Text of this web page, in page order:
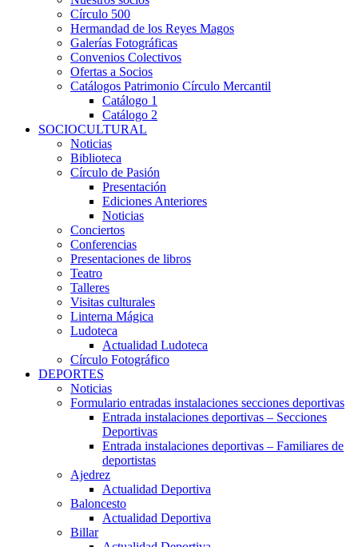
Círculo 500
Hermandad de los Reyes Magos
Galerías Fotográficas
Convenios Colectivos
Ofertas a Socios
Catálogos Patrimonio Círculo Mercantil
Catálogo 1
Catálogo 2
SOCIOCULTURAL
Noticias
Biblioteca
Círculo de Pasión
Presentación
Ediciones Anteriores
Noticias
Conciertos
Conferencias
Presentaciones de libros
Teatro
Talleres
Visitas culturales
Linterna Mágica
Ludoteca
Actualidad Ludoteca
Círculo Fotográfico
DEPORTES
Noticias
Formulario entradas instalaciones secciones deportivas
Entrada instalaciones deportivas – Secciones
Deportivas
Entrada instalaciones deportivas – Familiares de
deportistas
Ajedrez
Actualidad Deportiva
Baloncesto
Actualidad Deportiva
Billar